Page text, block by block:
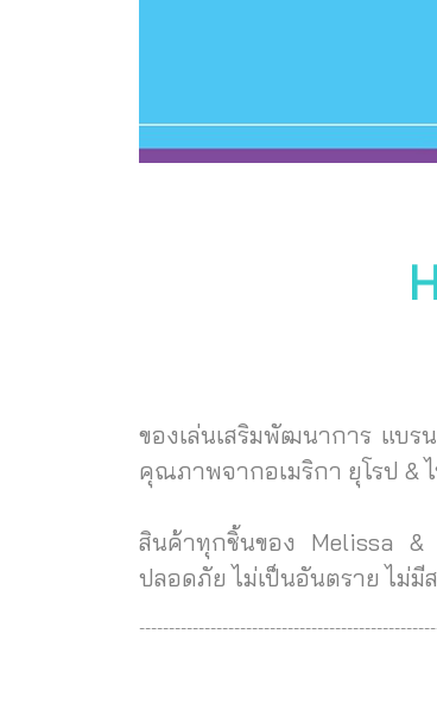
ของเล่นเสริมพัฒนาการ แบร
คุณภาพจากอเมริกา ยุโรป &
สินค้าทุกชิ้นของ Melissa &
ปลอดภัย ไม่เป็นอันตราย ไม่